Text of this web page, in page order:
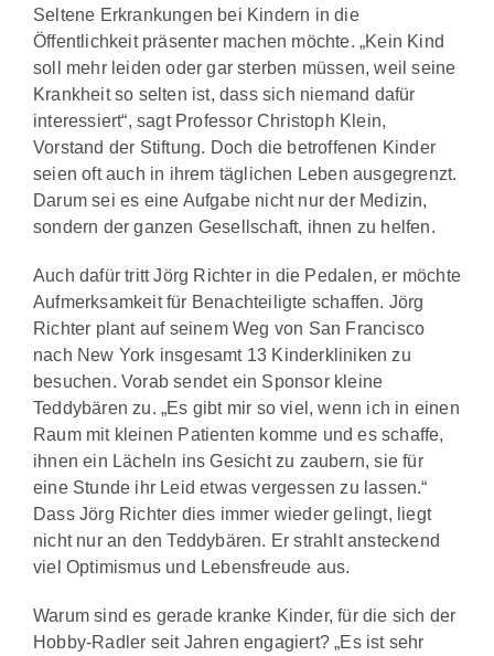
Seltene Erkrankungen bei Kindern in die
Öffentlichkeit präsenter machen möchte. „Kein Kind
soll mehr leiden oder gar sterben müssen, weil seine
Krankheit so selten ist, dass sich niemand dafür
interessiert“, sagt Professor Christoph Klein,
Vorstand der Stiftung. Doch die betroffenen Kinder
seien oft auch in ihrem täglichen Leben ausgegrenzt.
Darum sei es eine Aufgabe nicht nur der Medizin,
sondern der ganzen Gesellschaft, ihnen zu helfen.
Auch dafür tritt Jörg Richter in die Pedalen, er möchte
Aufmerksamkeit für Benachteiligte schaffen. Jörg
Richter plant auf seinem Weg von San Francisco
nach New York insgesamt 13 Kinderkliniken zu
besuchen. Vorab sendet ein Sponsor kleine
Teddybären zu. „Es gibt mir so viel, wenn ich in einen
Raum mit kleinen Patienten komme und es schaffe,
ihnen ein Lächeln ins Gesicht zu zaubern, sie für
eine Stunde ihr Leid etwas vergessen zu lassen.“
Dass Jörg Richter dies immer wieder gelingt, liegt
nicht nur an den Teddybären. Er strahlt ansteckend
viel Optimismus und Lebensfreude aus.
Warum sind es gerade kranke Kinder, für die sich der
Hobby-Radler seit Jahren engagiert? „Es ist sehr